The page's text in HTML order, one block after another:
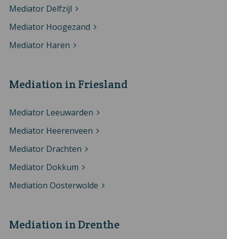
Mediator Delfzijl
Mediator Hoogezand
Mediator Haren
Mediation in Friesland
Mediator Leeuwarden
Mediator Heerenveen
Mediator Drachten
Mediator Dokkum
Mediation Oosterwolde
Mediation in Drenthe